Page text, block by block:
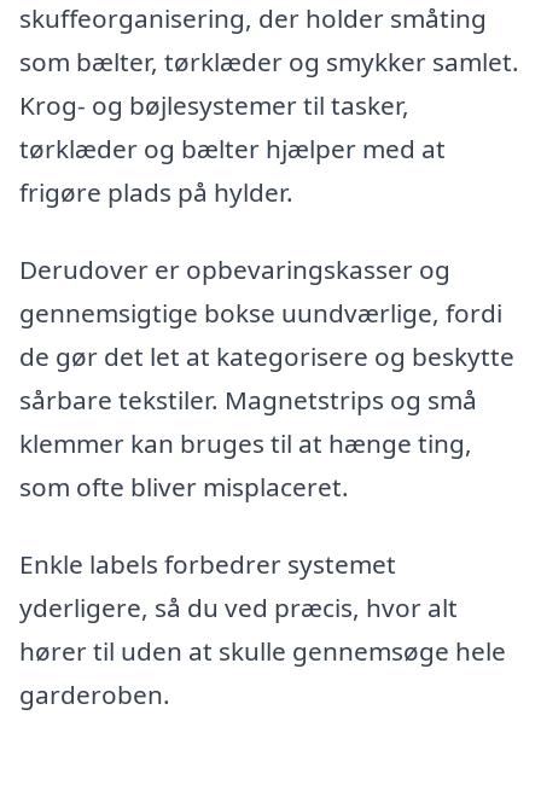
skuffeorganisering, der holder småting
som bælter, tørklæder og smykker samlet.
Krog- og bøjlesystemer til tasker,
tørklæder og bælter hjælper med at
frigøre plads på hylder.
Derudover er opbevaringskasser og
gennemsigtige bokse uundværlige, fordi
de gør det let at kategorisere og beskytte
sårbare tekstiler. Magnetstrips og små
klemmer kan bruges til at hænge ting,
som ofte bliver misplaceret.
Enkle labels forbedrer systemet
yderligere, så du ved præcis, hvor alt
hører til uden at skulle gennemsøge hele
garderoben.